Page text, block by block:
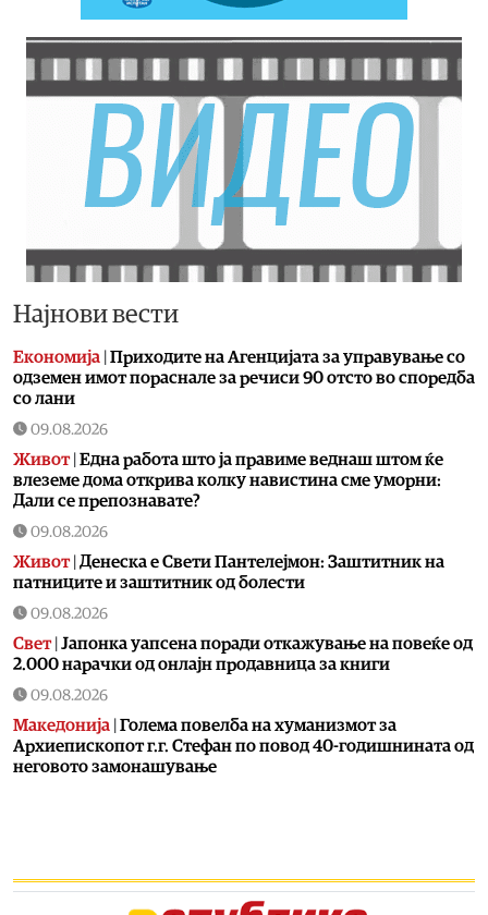
Најнови вести
Економија Приходите на Агенцијата за управување со
одземен имот пораснале за речиси 90 отсто во споредба
со лани
09.08.2026
Живот| Една работа што ја правиме веднаш штом ќе
влеземе дома открива колку навистина сме уморни:
Дали се препознавате?
09.08.2026
Живот| Денеска е Свети Пантелејмон: Заштитник на
патниците и заштитник од болести
09.08.2026
Свет| Јапонка уапсена поради откажување на повеќе од
2.000 нарачки од онлајн продавница за книги
09.08.2026
Македонија Голема повелба на хуманизмот за
Архиепископот г.г. Стефан по повод 40-годишнината од
неговото замонашување
09.08.2026
Црна Гора и Исланд во пакет би можеле да се